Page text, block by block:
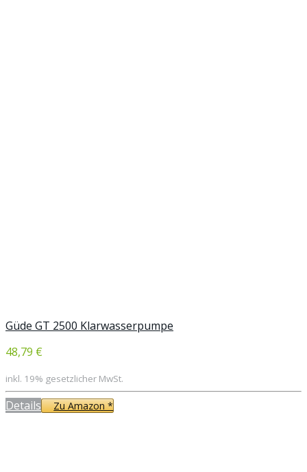
Güde GT 2500 Klarwasserpumpe
48,79 €
inkl. 19% gesetzlicher MwSt.
Details Zu Amazon *